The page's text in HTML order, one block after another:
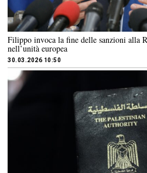
Filippo invoca la fine delle sanzioni alla
nell’unità europea
30.03.2026 10:50